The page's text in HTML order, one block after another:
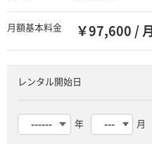
月額基本料金 ￥97,600 / 月
レンタル開始日
年 月